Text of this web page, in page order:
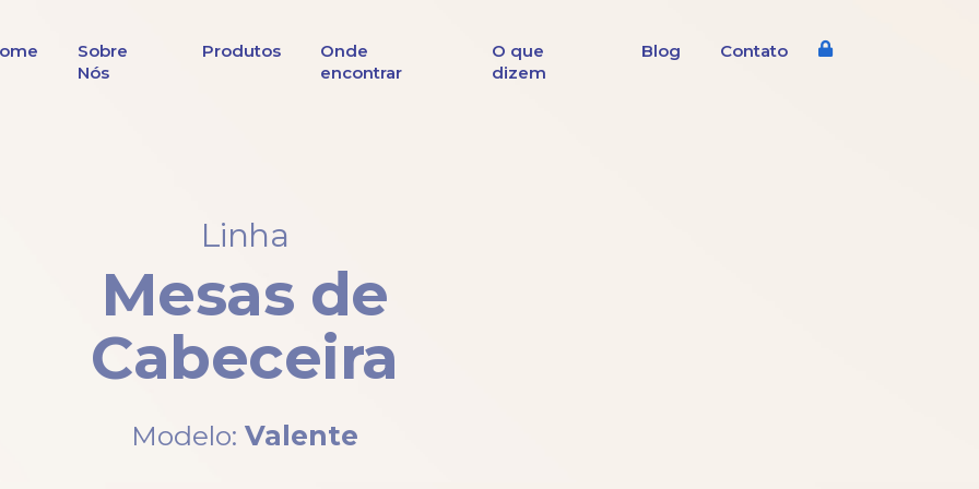
Sobre
Nós
Produtos
Onde
encontrar
O que
dizem
Blog Contato
Linha
Mesas de
Cabeceira
Modelo: Valente